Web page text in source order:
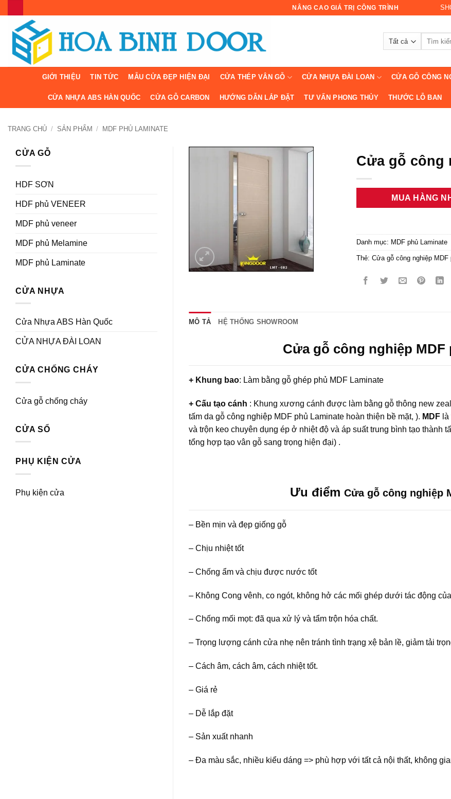
dung
NÂNG CAO GIÁ TRỊ CÔNG TRÌNH
GIỚI THIỆU TIN TỨC MẪU CỬA ĐẸP HIỆN ĐẠI CỬA THÉP VÂN GỖ CỬA NHỰA ĐÀI LOAN CỬA GỖ CÔNG
CỬA NHỰA ABS HÀN QUỐC CỬA GỖ CARBON HƯỚNG DẪN LẮP ĐẶT TƯ VẤN PHONG THỦY THƯỚC LỖ BAN
TRANG CHỦ / SẢN PHẨM / MDF PHỦ LAMINATE
CỬA GỖ
HDF SƠN
HDF phủ VENEER
MDF phủ veneer
MDF phủ Melamine
MDF phủ Laminate
CỬA NHỰA
Cửa Nhựa ABS Hàn Quốc
CỬA NHỰA ĐÀI LOAN
CỬA CHỐNG CHÁY
Cửa gỗ chống cháy
CỬA SỔ
PHỤ KIỆN CỬA
Phụ kiện cửa
Cửa gỗ công
MUA HÀNG
Danh mục: MDF phủ Laminate
Thẻ: Cửa gỗ công nghiệp MDF
MÔ TẢ HỆ THỐNG SHOWROOM
Cửa gỗ công nghiệp MDF
+ Khung bao: Làm bằng gỗ ghép phủ MDF Laminate
+ Cấu tạo cánh : Khung xương cánh được làm bằng gỗ thông new
tấm da gỗ công nghiệp MDF phủ Laminate hoàn thiện bề mặt, ). MDF
và trộn keo chuyên dụng ép ở nhiệt độ và áp suất trung bình tạo
tổng hợp tạo vân gỗ sang trọng hiện đại) .
Ưu điểm Cửa gỗ công nghiệp
– Bền mịn và đẹp giống gỗ
– Chịu nhiệt tốt
– Chống ẩm và chịu được nước tốt
– Không Cong vênh, co ngót, không hở các mối ghép dưới tác động
– Chống mối mọt: đã qua xử lý và tẩm trộn hóa chất.
– Trọng lượng cánh cửa nhẹ nên tránh tình trạng xệ bản lề, giảm tải
– Cách âm, cách âm, cách nhiệt tốt.
– Giá rẻ
– Dễ lắp đặt
– Sản xuất nhanh
– Đa màu sắc, nhiều kiểu dáng => phù hợp với tất cả nội thất, không